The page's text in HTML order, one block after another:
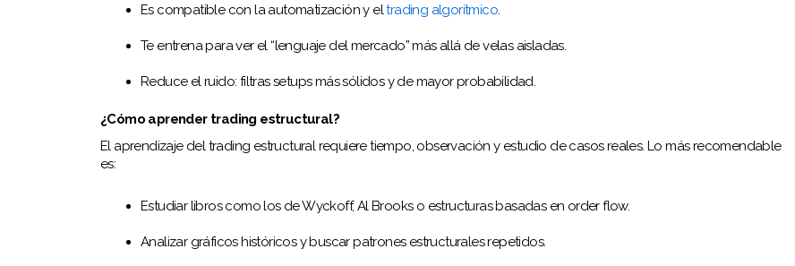
Es compatible con la automatización y eltrading algorítmico.
Te entrena para ver el “lenguaje del mercado” más allá de velas aisladas.
Reduce el ruido: filtras setups más sólidos y de mayor probabilidad.
¿Cómo aprender trading estructural?
El aprendizaje del trading estructural requiere tiempo, observación y estudio de casos reales. Lo más recomendable
es:
Estudiar libros como los de Wyckoff, Al Brooks o estructuras basadas en order flow.
Analizar gráficos históricos y buscar patrones estructurales repetidos.